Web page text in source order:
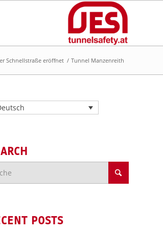
Schnellstraße eröffnet / Tunnel Manzenreith
POSTS